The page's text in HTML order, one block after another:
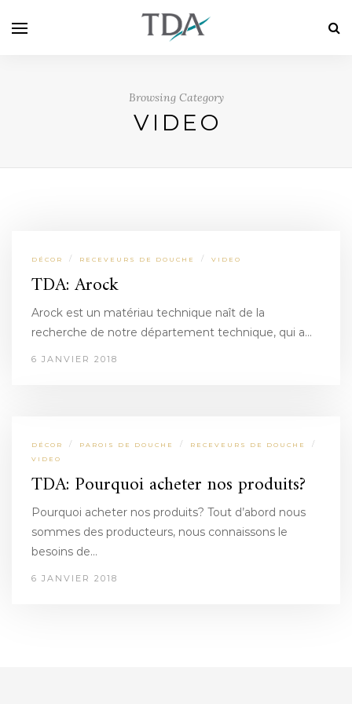
Browsing Category
VIDEO
DÉCOR / RECEVEURS DE DOUCHE / VIDEO
TDA: Arock
Arock est un matériau technique naît de la
recherche de notre département technique, qui a…
6 JANVIER 2018
DÉCOR / PAROIS DE DOUCHE / RECEVEURS DE DOUCHE /
VIDEO
TDA: Pourquoi acheter nos produits?
Pourquoi acheter nos produits? Tout d’abord nous
sommes des producteurs, nous connaissons le
besoins de…
6 JANVIER 2018